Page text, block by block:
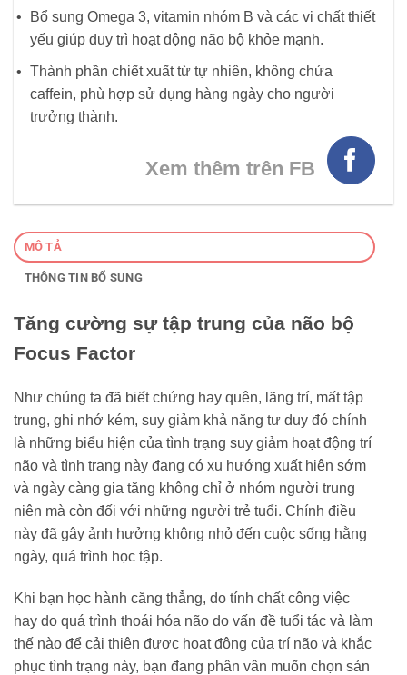
Bổ sung Omega 3, vitamin nhóm B và các vi chất thiết
yếu giúp duy trì hoạt động não bộ khỏe mạnh.
Thành phần chiết xuất từ tự nhiên, không chứa
caffein, phù hợp sử dụng hàng ngày cho người
trưởng thành.
Xem thêm trên FB
MÔ TẢ
THÔNG TIN BỔ SUNG
Tăng cường sự tập trung của não bộ
Focus Factor
Như chúng ta đã biết chứng hay quên, lãng trí, mất tập
trung, ghi nhớ kém, suy giảm khả năng tư duy đó chính
là những biểu hiện của tình trạng suy giảm hoạt động trí
não và tình trạng này đang có xu hướng xuất hiện sớm
và ngày càng gia tăng không chỉ ở nhóm người trung
niên mà còn đối với những người trẻ tuổi. Chính điều
này đã gây ảnh hưởng không nhỏ đến cuộc sống hằng
ngày, quá trình học tập.
Khi bạn học hành căng thẳng, do tính chất công việc
hay do quá trình thoái hóa não do vấn đề tuổi tác và làm
thế nào để cải thiện được hoạt động của trí não và khắc
phục tình trạng này, bạn đang phân vân muốn chọn sản